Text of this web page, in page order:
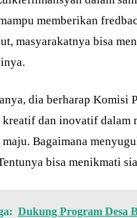
memberikan
masyarakatnya bisa
dia berharap Komisi
kreatif dan inovatif dalam
Bagaimana
bisa menikmati
Dukung Program Desa